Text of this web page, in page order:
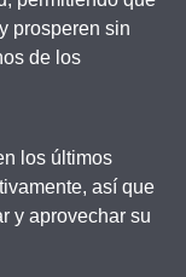
prosperen sin
de los
los últimos
así que
y aprovechar su